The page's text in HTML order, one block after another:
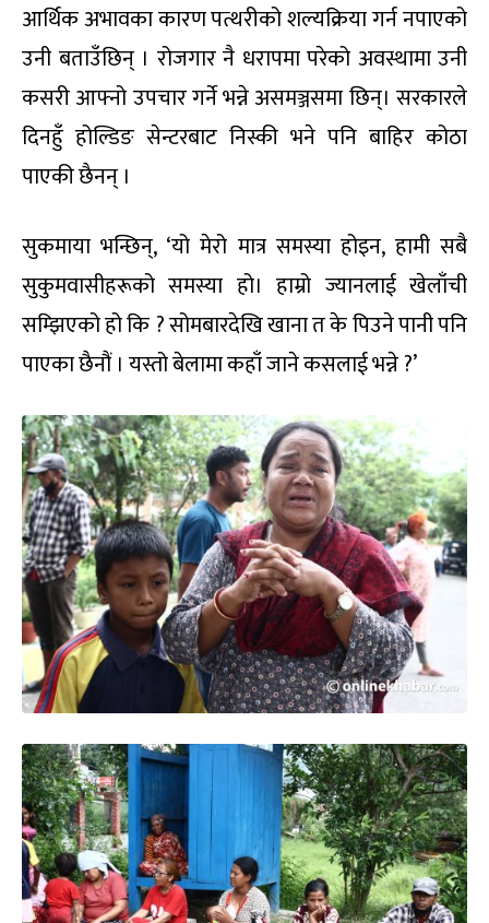
आर्थिक अभावका कारण पत्थरीको शल्यक्रिया गर्न नपाएको
उनी बताउँछिन् । रोजगार नै धरापमा परेको अवस्थामा उनी
कसरी आफ्नो उपचार गर्ने भन्ने असमञ्जसमा छिन्। सरकारले
दिनहुँ होल्डिङ सेन्टरबाट निस्की भने पनि बाहिर कोठा
पाएकी छैनन् ।
सुकमाया भन्छिन्, ‘यो मेरो मात्र समस्या होइन, हामी सबै
सुकुमवासीहरूको समस्या हो। हाम्रो ज्यानलाई खेलाँची
सम्झिएको हो कि ? सोमबारदेखि खाना त के पिउने पानी पनि
पाएका छैनौं । यस्तो बेलामा कहाँ जाने कसलाई भन्ने ?’